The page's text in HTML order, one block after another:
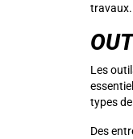
travaux.
Les
types
Des